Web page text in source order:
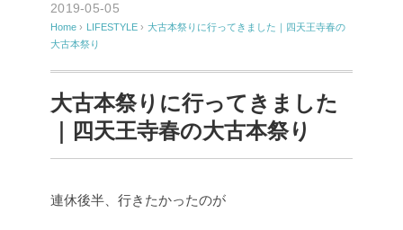
2019-05-05
Home › LIFESTYLE › 大古本祭りに行ってきました｜四天王寺春の
大古本祭り
大古本祭りに行ってきました
｜四天王寺春の大古本祭り
連休後半、行きたかったのが